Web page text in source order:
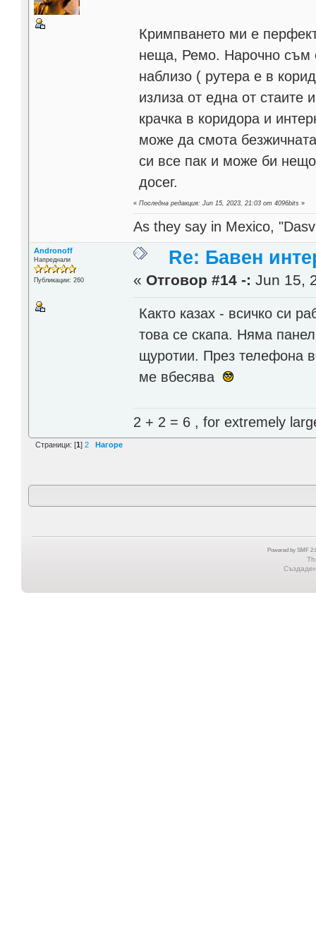
Кримпването ми е
неща, Ремо. Нарочно съм
наблизо ( рутера е в
излиза от една от
крачка в коридора и
може да смота
си все пак и може би
досег.
«Последна редакция: Jun 15, 2023, 21:03 от 4096bits »
As they say in Mexico,
Andronoff
Напреднали
Публикации: 260
Re: Бавен
« Отговор #14 -: Jun 15,
Както казах - всичко си
това се скапа. Няма
щуротии. През телефона
ме вбесява
2 + 2 = 6 , for extremely
Страници: [1] 2 Нагоре
Powered by SMF